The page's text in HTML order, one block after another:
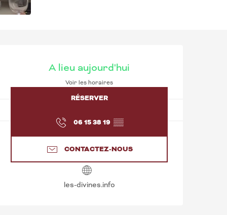
ET
A lieu aujourd'hui
Voir les horaires
RÉSERVER
06 15 38 19 ▒▒
CONTACTEZ-NOUS
les-divines.info